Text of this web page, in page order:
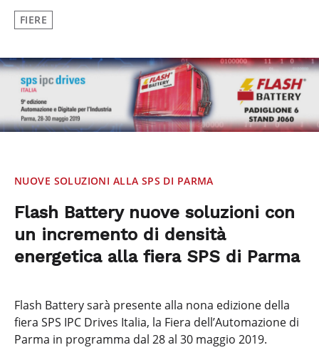
FIERE
NUOVE SOLUZIONI ALLA SPS DI PARMA
Flash Battery nuove soluzioni con
un incremento di densità
energetica alla fiera SPS di Parma
Flash Battery sarà presente alla nona edizione della
fiera SPS IPC Drives Italia, la Fiera dell’Automazione di
Parma in programma dal 28 al 30 maggio 2019.